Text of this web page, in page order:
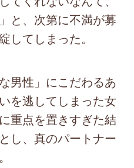
と、次第に不満が募
してしまった。
男性」にこだわるあ
を逃してしまった女
重点を置きすぎた結
し、真のパートナー